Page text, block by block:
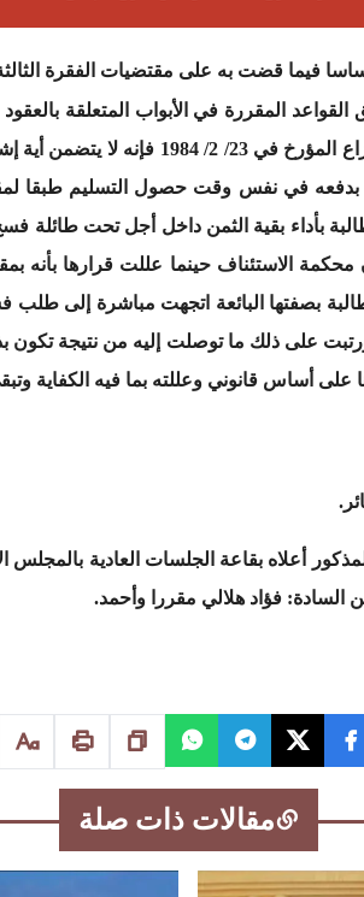
المقررة في الأبواب المتعلقة
بالرجوع إلى توصيل البيع المؤقت المبرم
بأداء بقية الثمن داخل أجل تحت طائلة
بصفتها البائعة اتجهت مباشرة إلى
أعلاه بقاعة الجلسات العادية
السادة: فؤاد هلالي مقررا وأحمد.
مقالات ذات صلة